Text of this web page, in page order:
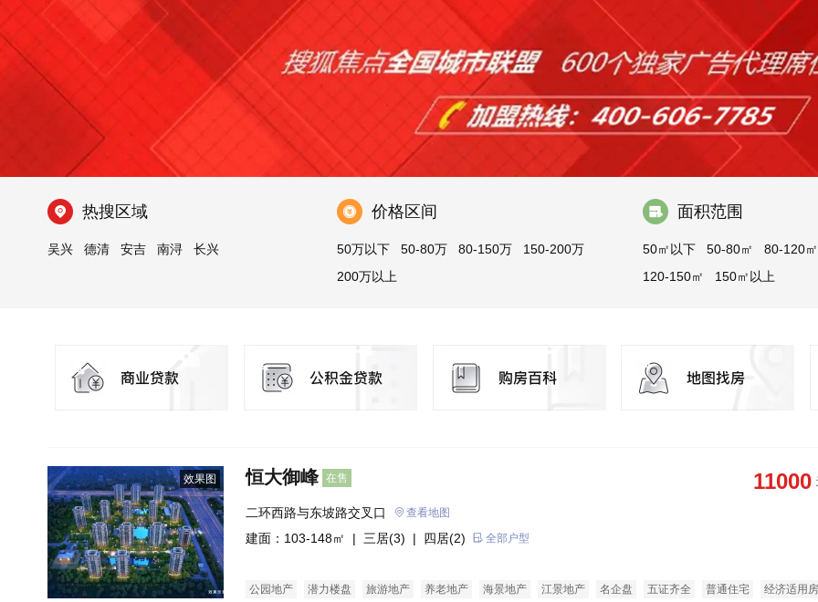
热搜区域
吴兴 德清 安吉 南浔 长兴
价格区间
50万以下 50-80万 80-150万
150-200万
200万以上
面积范围
50㎡以下 50-80㎡
80-120㎡
120-150㎡
150㎡以上
效果图 恒大御峰 在售 11000
二环西路与东坡路交叉口 查看地图
建面：103-148㎡ | 三居(3) | 四居(2) 全部户型
公园地产 潜力楼盘 旅游地产 养老地产 海景地产 江景地产 名企盘 五证齐全 普通住宅 经济适用房